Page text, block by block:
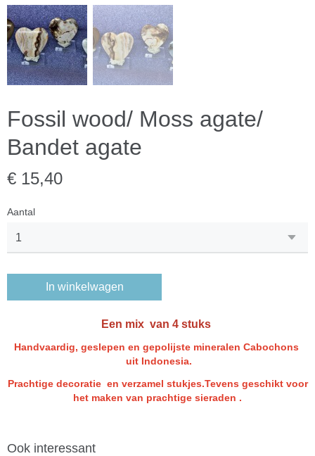
Fossil wood/ Moss agate/
Bandet agate
€ 15,40
Aantal
In winkelwagen
Een mix van 4 stuks
Handvaardig, geslepen en gepolijste mineralen Cabochons
uit Indonesia.
Prachtige decoratie en verzamel stukjes.Tevens geschikt voor
het maken van prachtige sieraden .
Ook interessant